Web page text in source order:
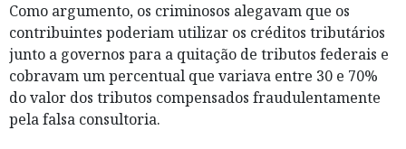
Como argumento, os criminosos alegavam que os
contribuintes poderiam utilizar os créditos tributários
junto a governos para a quitação de tributos federais e
cobravam um percentual que variava entre 30 e 70%
do valor dos tributos compensados fraudulentamente
pela falsa consultoria.